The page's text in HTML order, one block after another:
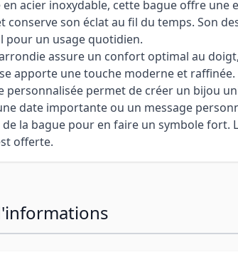
en acier inoxydable, cette bague offre une
conserve son éclat au fil du temps. Son
pour un usage quotidien.
assure un confort optimal au
apporte une touche moderne et raffinée.
personnalisée permet de créer un bijou
date importante ou un message
de la bague pour en faire un symbole fort.
offerte.